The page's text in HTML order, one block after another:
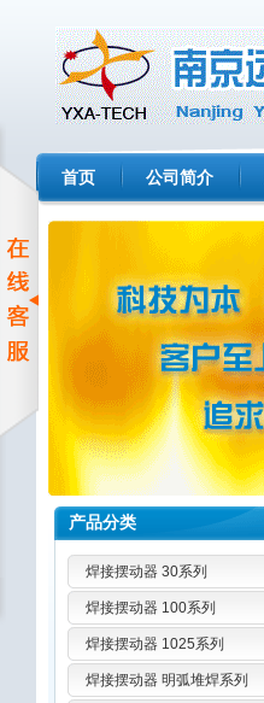
首页 公司简介
产品分类
焊接摆动器 30系列
焊接摆动器 100系列
焊接摆动器 1025系列
焊接摆动器 明弧堆焊系列